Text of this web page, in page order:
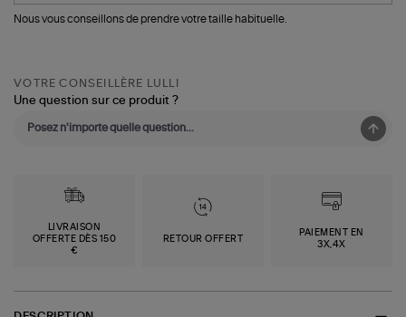
Nous vous conseillons de prendre votre taille habituelle.
VOTRE CONSEILLÈRE LULLI
Une question sur ce produit ?
LIVRAISON
OFFERTE DÈS 150
€
RETOUR OFFERT
PAIEMENT EN
3X,4X